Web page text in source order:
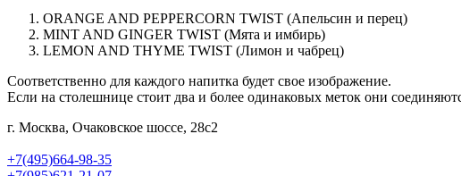
ORANGE AND PEPPERCORN TWIST (Апельсин и перец)
MINT AND GINGER TWIST (Мята и имбирь)
LEMON AND THYME TWIST (Лимон и чабрец)
Соответственно для каждого напитка будет свое изображение.
Если на столешнице стоит два и более одинаковых меток они
г. Москва, Очаковское шоссе, 28с2
+7(495)664-98-35